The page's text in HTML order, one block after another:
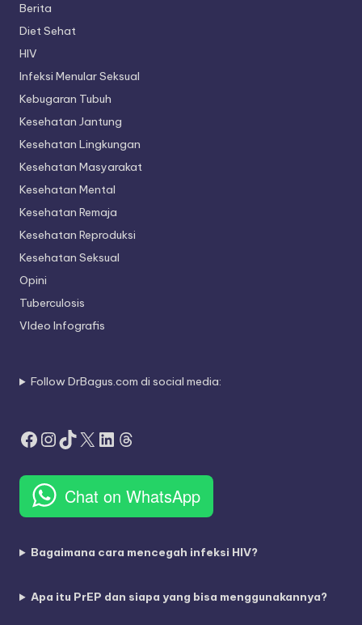
Berita
Diet Sehat
HIV
Infeksi Menular Seksual
Kebugaran Tubuh
Kesehatan Jantung
Kesehatan Lingkungan
Kesehatan Masyarakat
Kesehatan Mental
Kesehatan Remaja
Kesehatan Reproduksi
Kesehatan Seksual
Opini
Tuberculosis
VIdeo Infografis
Follow DrBagus.com di social media:
Facebook
Instagram
TikTok
X LinkedIn
Threads
Chat on WhatsApp
Bagaimana cara mencegah infeksi HIV?
Apa itu PrEP dan siapa yang bisa menggunakannya?